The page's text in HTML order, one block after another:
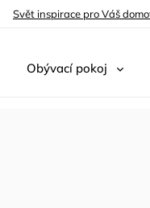
Svět inspirace pro Váš
Obývací pokoj